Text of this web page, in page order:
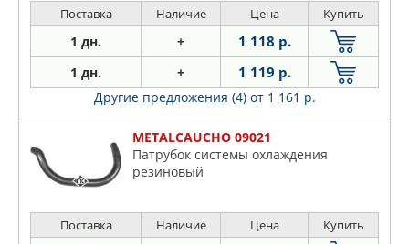
Поставка Наличие Цена Купить
1 дн. + 1 118 р.
1 дн. + 1 119 р.
Другие предложения (4) от 1 161 р.
METALCAUCHO 09021
Патрубок системы охлаждения
резиновый
Поставка Наличие Цена Купить